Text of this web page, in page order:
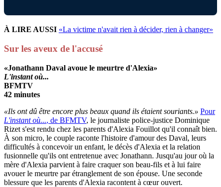
À LIRE AUSSI «La victime n'avait rien à décider, rien à changer»
Sur les aveux de l'accusé
«Jonathann Daval avoue le meurtre d'Alexia»
L'instant où...
BFMTV
42 minutes
«Ils ont dû être encore plus beaux quand ils étaient souriants.» Pour
L'instant où..., de BFMTV, le journaliste police-justice Dominique
Rizet s'est rendu chez les parents d'Alexia Fouillot qu'il connaît bien.
À son micro, le couple raconte l'histoire d'amour des Daval, leurs
difficultés à concevoir un enfant, le décès d'Alexia et la relation
fusionnelle qu'ils ont entretenue avec Jonathann. Jusqu'au jour où la
mère d'Alexia parvient à faire craquer son beau-fils et à lui faire
avouer le meurtre par étranglement de son épouse. Une seconde
blessure que les parents d'Alexia racontent à cœur ouvert.